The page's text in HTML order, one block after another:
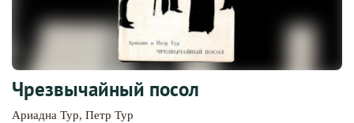
Чрезвычайный посол
Ариадна Тур, Петр Тур